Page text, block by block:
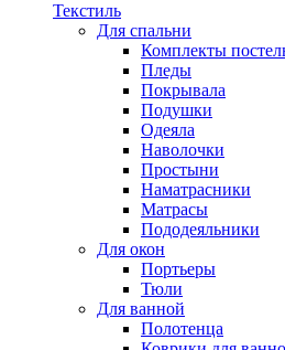
Текстиль
Для спальни
Комплекты
Пледы
Покрывала
Подушки
Одеяла
Наволочки
Простыни
Наматрасники
Матрасы
Пододеяльники
Для окон
Портьеры
Тюли
Для ванной
Полотенца